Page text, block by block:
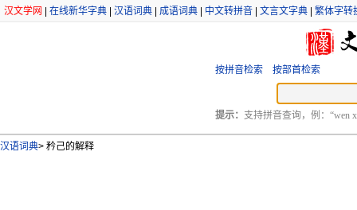
汉文学网 在线新华字典 汉语词典 成语词典 中文转拼音 文言文字典 繁体字转
按拼音检索 按部首检索
提示： 支持拼音查询，例：“wen
汉语词典> 矜己的解释